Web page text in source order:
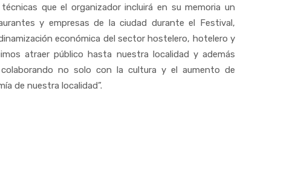
que el organizador incluirá en su memoria un
y empresas de la ciudad durante el Festival,
económica del sector hostelero, hotelero y
atraer público hasta nuestra localidad y además
no solo con la cultura y el aumento de
de nuestra localidad”.